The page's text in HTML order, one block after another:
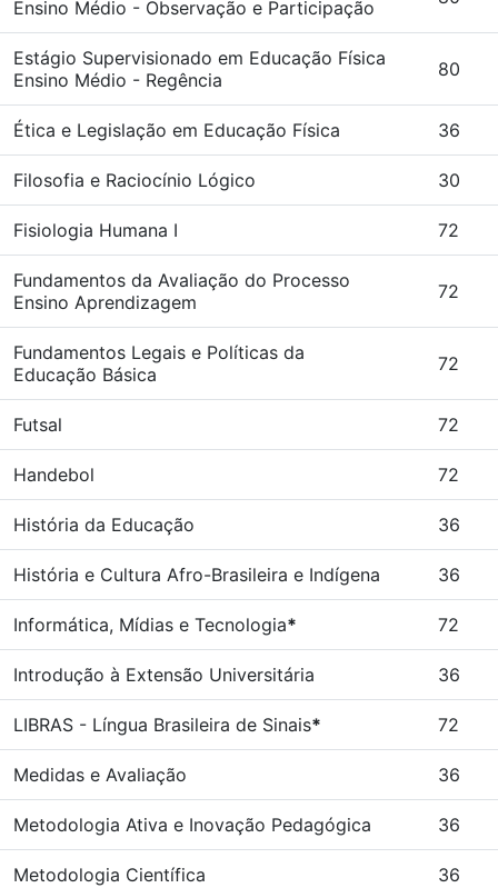
Ensino Médio - Observação e Participação
Estágio Supervisionado em Educação Física
Ensino Médio - Regência
80
Ética e Legislação em Educação Física 36
Filosofia e Raciocínio Lógico 30
Fisiologia Humana I 72
Fundamentos da Avaliação do Processo
Ensino Aprendizagem
72
Fundamentos Legais e Políticas da
Educação Básica
72
Futsal 72
Handebol 72
História da Educação 36
História e Cultura Afro-Brasileira e Indígena 36
Informática, Mídias e Tecnologia* 72
Introdução à Extensão Universitária 36
LIBRAS - Língua Brasileira de Sinais* 72
Medidas e Avaliação 36
Metodologia Ativa e Inovação Pedagógica 36
Metodologia Científica 36